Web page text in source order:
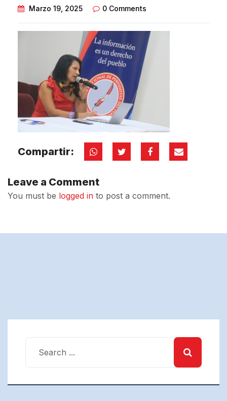
Marzo 19, 2025
0 Comments
Compartir:
Leave a Comment
You must be logged in to post a comment.